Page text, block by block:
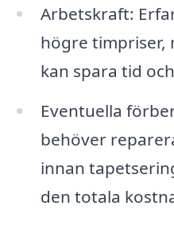
Arbetskraft:
högre timpriser,
kan spara tid
Eventuella
behöver
innan
den totala